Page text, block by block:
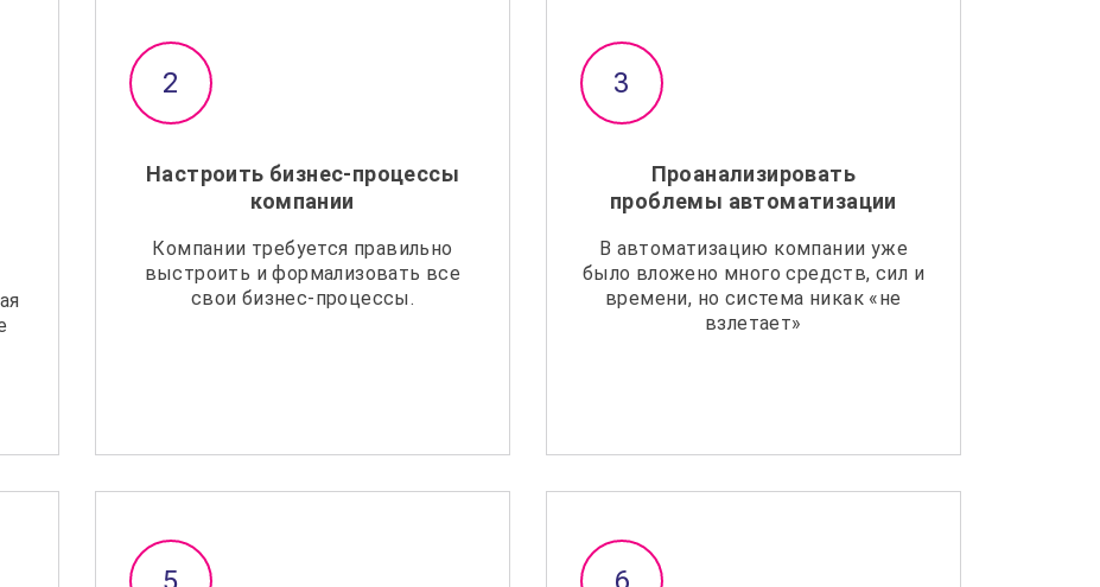
Настроить бизнес-процессы
компании
Компании требуется правильно
выстроить и формализовать все
свои бизнес-процессы.
Проанализировать
проблемы автоматизации
В автоматизацию компании уже
было вложено много средств, сил и
времени, но система никак «не
взлетает»